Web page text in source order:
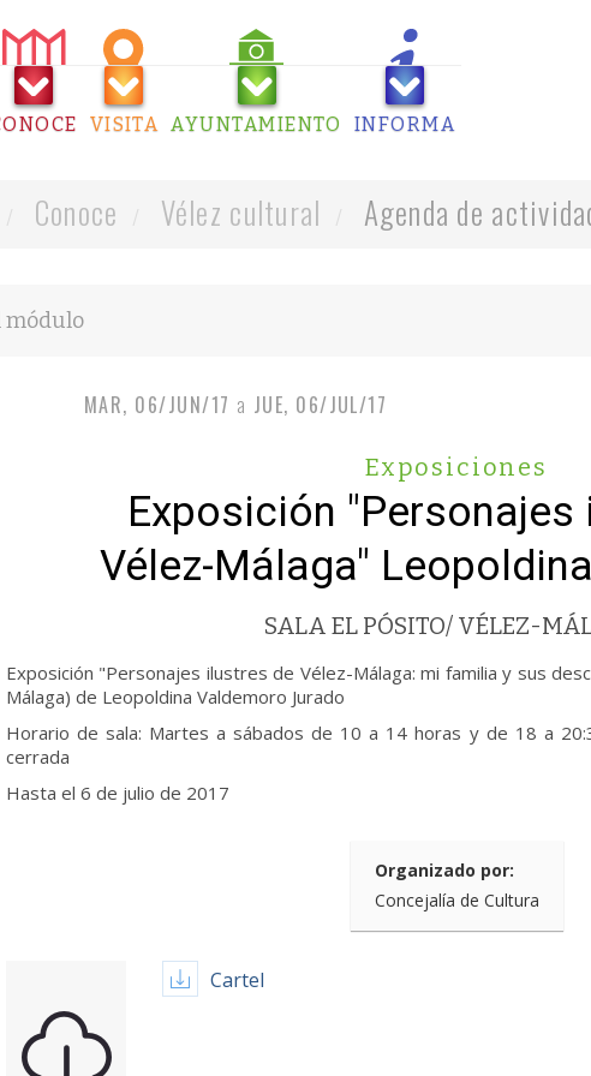
VISITA AYUNTAMIENTO INFORMA
Conoce Vélez cultural Agenda de
MAR, 06/JUN/17 a JUE, 06/JUL/17
Exposiciones
Exposición "Personajes
Vélez-Málaga"
SALA EL PÓSITO/ VÉLEZ-
Exposición "Personajes ilustres de Vélez-Málaga: mi familia y sus
Málaga) de Leopoldina Valdemoro Jurado
Horario de sala: Martes a sábados de 10 a 14 horas y de 18 a
cerrada
Hasta el 6 de julio de 2017
Organizado por:
Concejalía de Cultura
Cartel